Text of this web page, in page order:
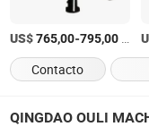
US$765,00-795,00
Contacto
QINGDAO OULI